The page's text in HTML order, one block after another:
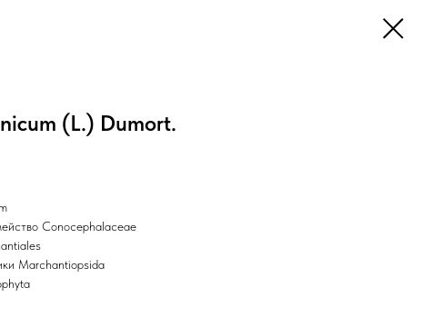
(L.) Dumort.
Conocephalaceae
Marchantiopsida